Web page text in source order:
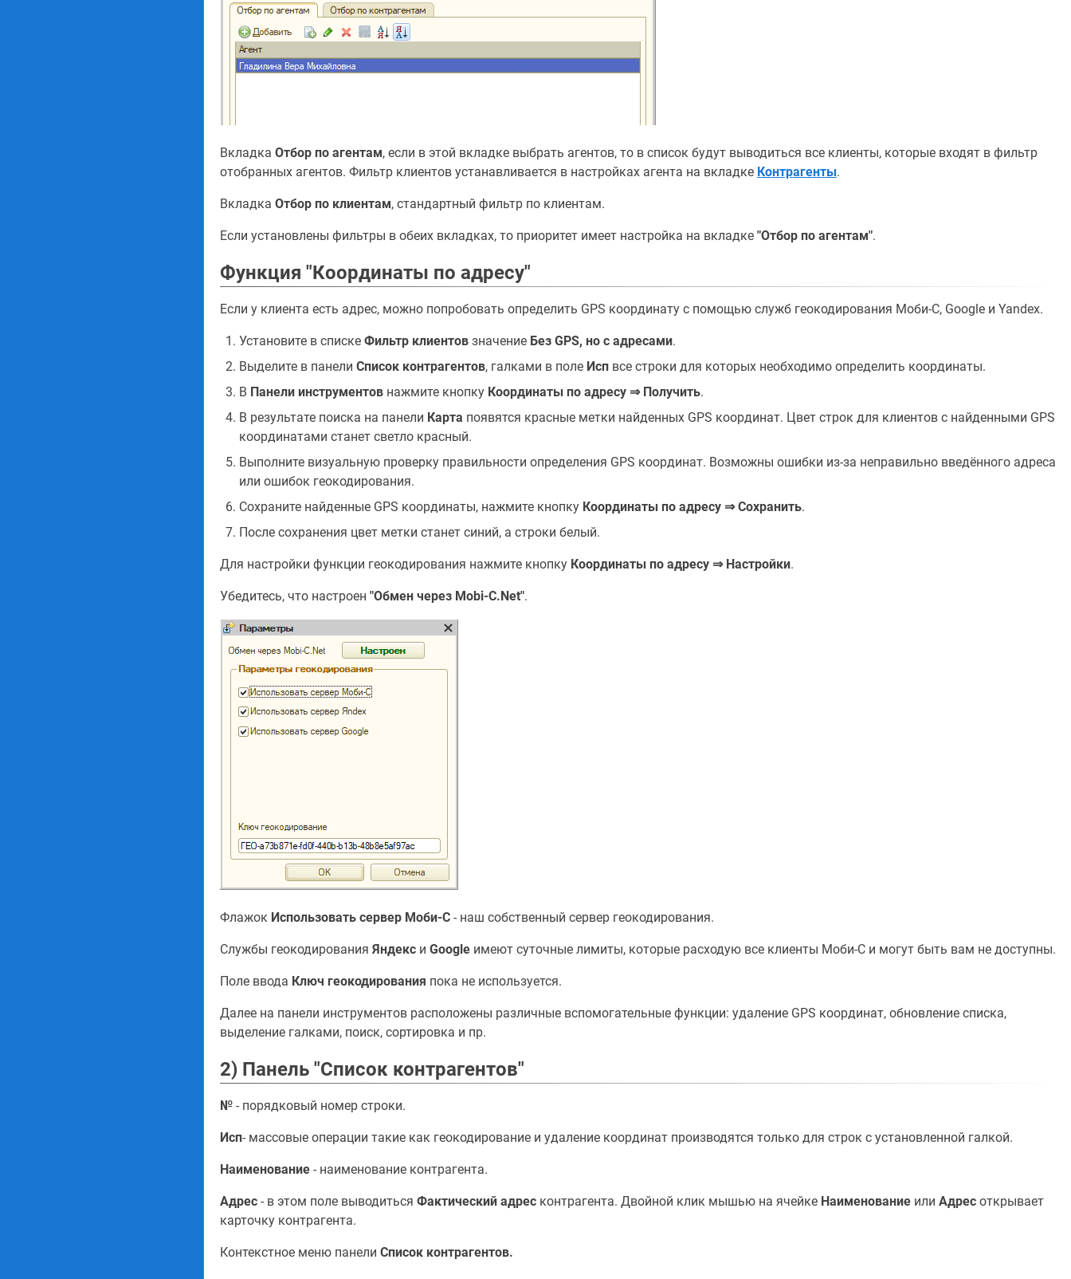
Вкладка Отбор по агентам, если в этой вкладке выбрать агентов, то в список будут выводиться все клиенты, которые входят в фильтр
отобранных агентов. Фильтр клиентов устанавливается в настройках агента на вкладке Контрагенты.
Вкладка Отбор по клиентам, стандартный фильтр по клиентам.
Если установлены фильтры в обеих вкладках, то приоритет имеет настройка на вкладке "Отбор по агентам".
Функция "Координаты по адресу"
Если у клиента есть адрес, можно попробовать определить GPS координату с помощью служб геокодирования Моби-С, Google и Yandex.
Установите в списке Фильтр клиентов значение Без GPS, но с адресами.
Выделите в панели Список контрагентов, галками в поле Исп все строки для которых необходимо определить координаты.
В Панели инструментов нажмите кнопку Координаты по адресу ⇒ Получить.
В результате поиска на панели Карта появятся красные метки найденных GPS координат. Цвет строк для клиентов с найденными GPS
координатами станет светло красный.
Выполните визуальную проверку правильности определения GPS координат. Возможны ошибки из-за неправильно введённого адреса
или ошибок геокодирования.
Сохраните найденные GPS координаты, нажмите кнопку Координаты по адресу ⇒ Сохранить.
После сохранения цвет метки станет синий, а строки белый.
Для настройки функции геокодирования нажмите кнопку Координаты по адресу ⇒ Настройки.
Убедитесь, что настроен "Обмен через Mobi-C.Net".
Флажок Использовать сервер Моби-С - наш собственный сервер геокодирования.
Службы геокодирования Яндекс и Google имеют суточные лимиты, которые расходую все клиенты Моби-С и могут быть вам не доступны.
Поле ввода Ключ геокодирования пока не используется.
Далее на панели инструментов расположены различные вспомогательные функции: удаление GPS координат, обновление списка,
выделение галками, поиск, сортировка и пр.
2) Панель "Список контрагентов"
№ - порядковый номер строки.
Исп- массовые операции такие как геокодирование и удаление координат производятся только для строк с установленной галкой.
Наименование - наименование контрагента.
Адрес - в этом поле выводиться Фактический адрес контрагента. Двойной клик мышью на ячейке Наименование или Адрес открывает
карточку контрагента.
Контекстное меню панели Список контрагентов.